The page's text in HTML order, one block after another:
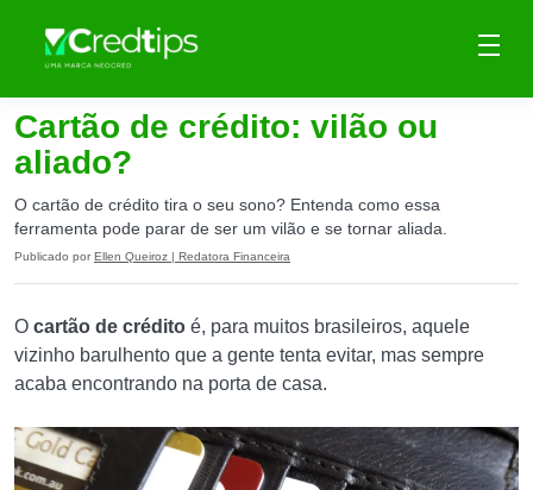
Cartão de crédito: vilão ou
aliado?
O cartão de crédito tira o seu sono? Entenda como essa
ferramenta pode parar de ser um vilão e se tornar aliada.
Publicado por Ellen Queiroz | Redatora Financeira
O cartão de crédito é, para muitos brasileiros, aquele
vizinho barulhento que a gente tenta evitar, mas sempre
acaba encontrando na porta de casa.